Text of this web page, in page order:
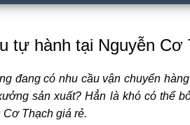
tự hành tại Nguyễn Cơ
đang có nhu cầu vận chuyển
sản xuất? Hẳn là khó có thể
Cơ Thạch giá rẻ.